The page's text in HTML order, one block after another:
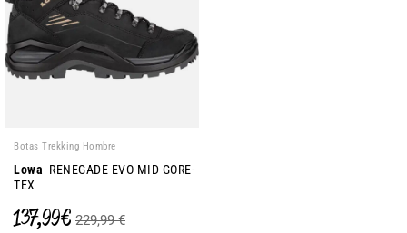
Botas Trekking Hombre
Lowa RENEGADE EVO MID GORE-
TEX
137,99 € 229,99 €